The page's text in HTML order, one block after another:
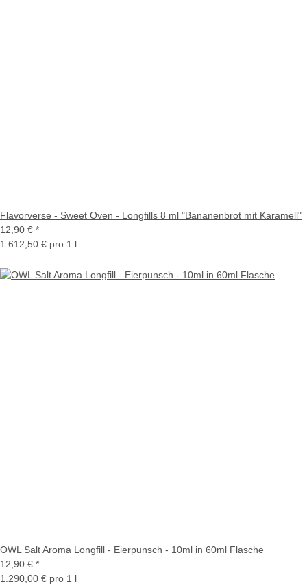
Flavorverse - Sweet Oven - Longfills 8 ml "Bananenbrot mit Karamell"
12,90 € *
1.612,50 € pro 1 l
OWL Salt Aroma Longfill - Eierpunsch - 10ml in 60ml Flasche
12,90 € *
1.290,00 € pro 1 l